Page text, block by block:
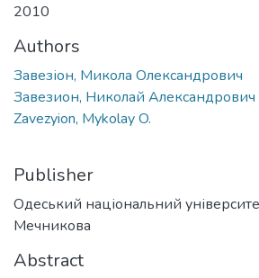
2010
Authors
Завезіон, Микола Олександрович
Завезион, Николай Александрович
Zavezyion, Mykolay O.
Publisher
Одеський національний університет
Мечникова
Abstract